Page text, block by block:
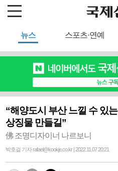
뉴스 스포츠·연예
“해양도시 부산 느낄 수 있
상징물 만들길”
佛 조명디자이너 나르보니
박호걸 기자 rafael@kookje.co.kr | 2022.11.07 20:21